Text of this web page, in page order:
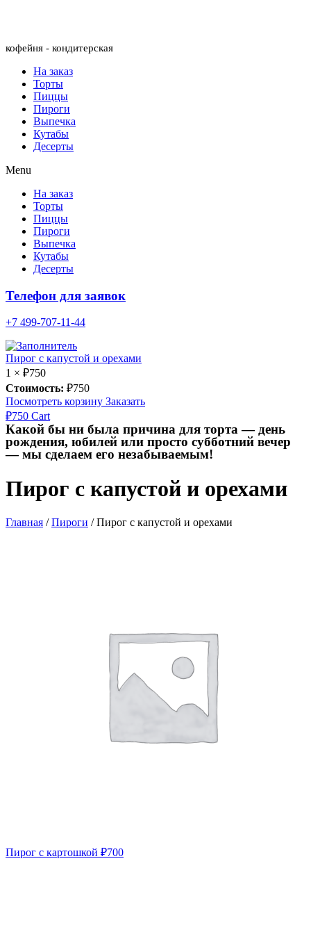
кофейня - кондитерская
На заказ
Торты
Пиццы
Пироги
Выпечка
Кутабы
Десерты
Menu
На заказ
Торты
Пиццы
Пироги
Выпечка
Кутабы
Десерты
Телефон для заявок
+7 499-707-11-44
Пирог с капустой и орехами
1 × ₽750
Стоимость: ₽750
Посмотреть корзину Заказать
₽750 Cart
Какой бы ни была причина для торта — день
рождения, юбилей или просто субботний вечер
— мы сделаем его незабываемым!
Пирог с капустой и орехами
Главная /Пироги /Пирог с капустой и орехами
Пирог с картошкой ₽700